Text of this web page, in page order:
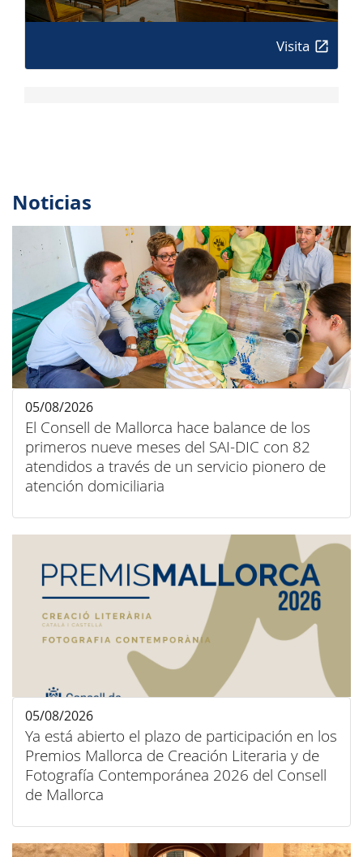
Visita
Noticias
El Consell de Mallorca hace balance de los
primeros nueve meses del SAI-DIC con 82
atendidos a través de un servicio pionero de
atención domiciliaria
05/08/2026
Ya está abierto el plazo de participación en los
Premios Mallorca de Creación Literaria y de
Fotografía Contemporánea 2026 del Consell
de Mallorca
05/08/2026